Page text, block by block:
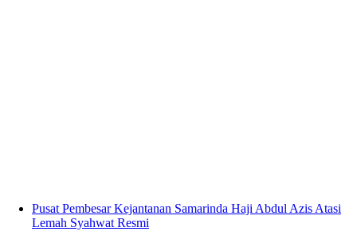
Pusat Pembesar Kejantanan Samarinda Haji Abdul Azis Atasi
Lemah Syahwat Resmi